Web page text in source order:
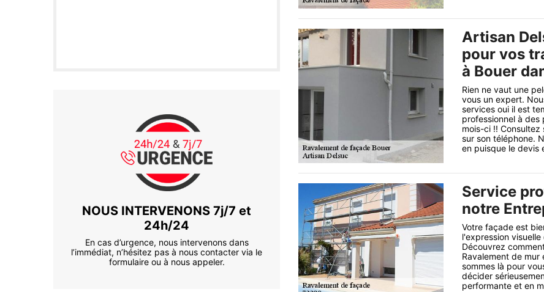
NOUS INTERVENONS 7j/7 et
24h/24
En cas d’urgence, nous intervenons dans
l’immédiat, n’hésitez pas à nous contacter via le
formulaire ou à nous appeler.
Artisan
pour vos
à Bouer
Rien ne vaut une
vous un expert.
services oui il est
professionnel à
mois-ci !!
sur son téléphone.
en puisque le devis
Service
notre
Votre façade est
l'expression
Découvrez
Ravalement de mur
sommes là pour
décider
performante et en